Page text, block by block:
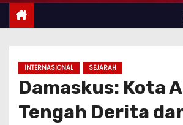
INTERNASIONAL SEJARAH
Damaskus: Kota
Tengah Derita